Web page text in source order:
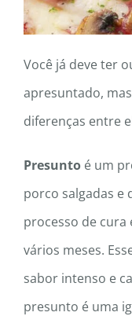
Você já deve ter
apresuntado,
diferenças entre
Presunto é um
porco salgadas e
processo de
vários meses.
sabor intenso e
presunto é uma